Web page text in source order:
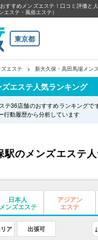
すすめメンズエステ！口コミ評価と
エステ・風俗エステ）
東京都
エステ 新大久保・高田馬場メン
エステ人気ランキング
テ36店舗のおすすめランキングで
行動履歴から分析しています
駅のメンズエステ
日本人
メンズエステ
アジアン
エステ
ア
出張可